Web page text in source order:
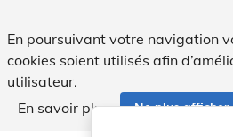
En poursuivant votre navigation
cookies soient utilisés afin
utilisateur.
En savoir plus
Ne plus afficher